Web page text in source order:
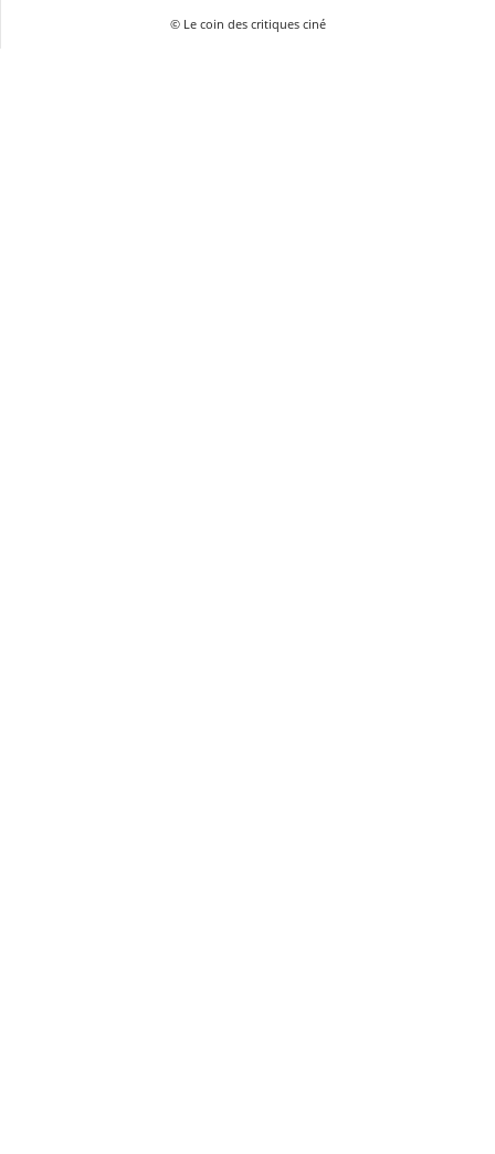
© Le coin des critiques ciné